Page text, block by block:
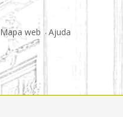
Mapa web Ajuda